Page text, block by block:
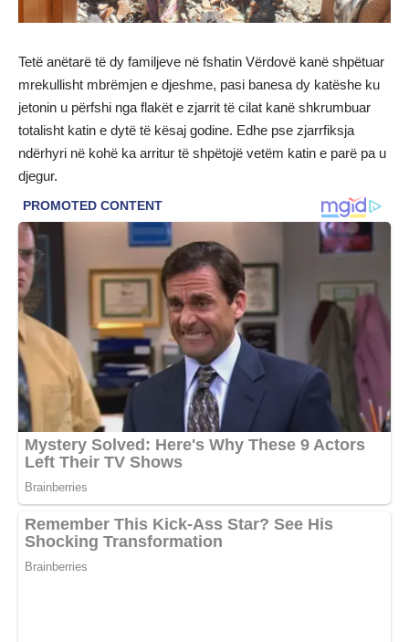
Tetë anëtarë të dy familjeve në fshatin Vërdovë kanë shpëtuar
mrekullisht mbrëmjen e djeshme, pasi banesa dy katëshe ku
jetonin u përfshi nga flakët e zjarrit të cilat kanë shkrumbuar
totalisht katin e dytë të kësaj godine. Edhe pse zjarrfiksja
ndërhyri në kohë ka arritur të shpëtojë vetëm katin e parë pa u
djegur.